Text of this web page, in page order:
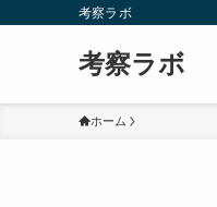
考察ラボ
考察ラボ
ホーム